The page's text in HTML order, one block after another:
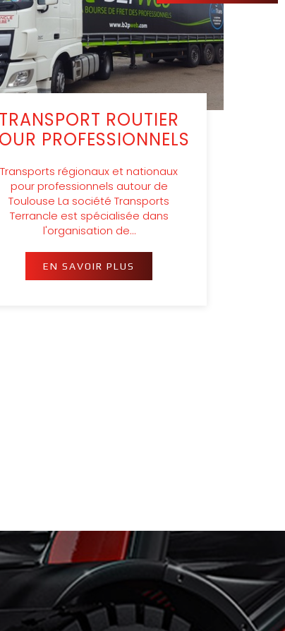
TRANSPORT ROUTIER
PROFESSIONNELS
Transports régionaux et nationaux
pour professionnels autour de
Toulouse La société Transports
Terrancle est spécialisée dans
l'organisation de…
EN SAVOIR PLUS